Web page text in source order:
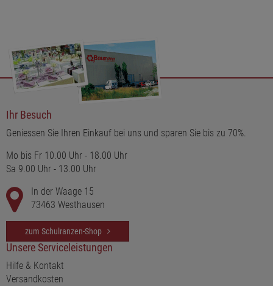
Ihr Besuch
Geniessen Sie Ihren Einkauf bei uns und sparen Sie bis zu 70%.
Mo bis Fr 10.00 Uhr - 18.00 Uhr
Sa 9.00 Uhr - 13.00 Uhr
In der Waage 15
73463 Westhausen
zum Schulranzen-Shop
Unsere Serviceleistungen
Hilfe & Kontakt
Versandkosten